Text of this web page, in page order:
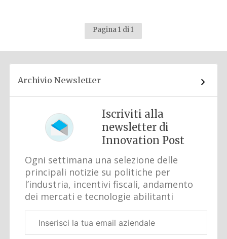
Pagina 1 di 1
Archivio Newsletter
Iscriviti alla
newsletter di
Innovation Post
Ogni settimana una selezione delle
principali notizie su politiche per
l’industria, incentivi fiscali, andamento
dei mercati e tecnologie abilitanti
aziendale